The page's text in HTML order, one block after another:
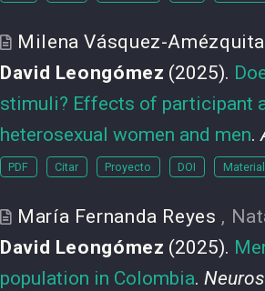
Milena Vásquez-Amézquita
David Leongómez (2025).
stimuli? Effects of participant
heterosexual women and men.
PDF Citar Proyecto DOI
María Fernanda Reyes ,
David Leongómez (2025).
population in Colombia.